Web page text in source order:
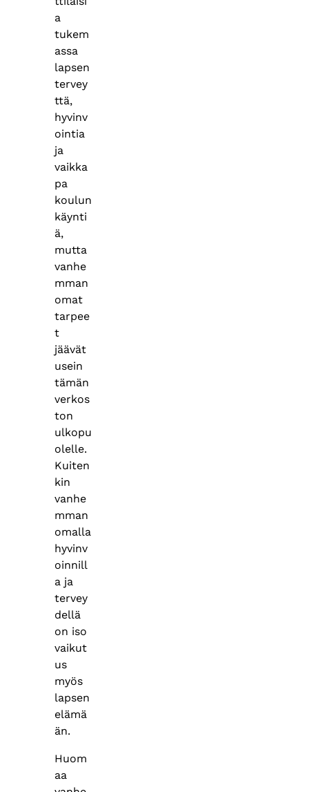
a
tukem
assa
lapsen
tervey
ttä,
hyvinv
ointia
ja
vaikka
pa
koulun
käynti
ä,
mutta
vanhe
mman
omat
tarpee
t
jäävät
usein
tämän
verkos
ton
ulkopu
olelle.
Kuiten
kin
vanhe
mman
omalla
hyvinv
oinnill
a ja
tervey
dellä
on iso
vaikut
us
myös
lapsen
elämä
än.
Huom
aa